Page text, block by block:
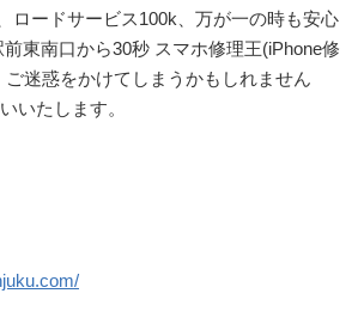
ロードサービス100k、万が一の時も安心
東南口から30秒 スマホ修理王(iPhone修
迷惑をかけてしまうかもしれません
いたします。